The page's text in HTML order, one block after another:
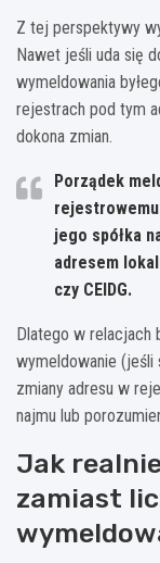
Z tej perspektywy
Nawet jeśli uda się
wymeldowania
rejestrach pod tym
dokona zmian.
Porządek
jego spółka
adresem
czy CEIDG.
Dlatego w relacjach
wymeldowanie (jeśli
zmiany adresu w
najmu lub
Jak
zamiast